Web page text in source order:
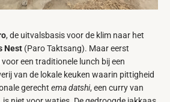
, de uitvalsbasis voor de klim naar het
Nest (Paro Taktsang). Maar eerst
een traditionele lunch bij een
van de lokale keuken waarin pittigheid
gerecht ema datshi, een curry van